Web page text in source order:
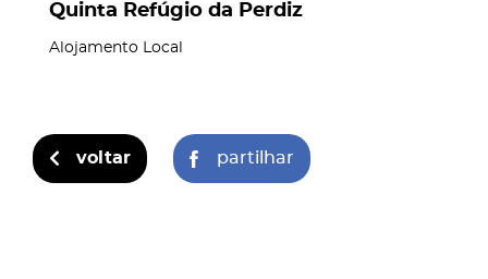
Quinta Refúgio da Perdiz
Alojamento Local
voltar partilhar